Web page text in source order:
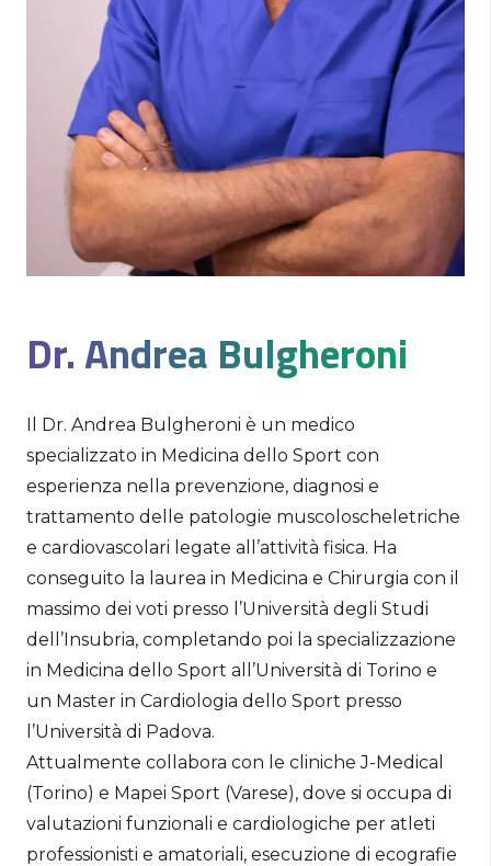
Dr. Andrea Bulgheroni
Il Dr. Andrea Bulgheroni è un medico
specializzato in Medicina dello Sport con
esperienza nella prevenzione, diagnosi e
trattamento delle patologie muscoloscheletriche
e cardiovascolari legate all’attività fisica. Ha
conseguito la laurea in Medicina e Chirurgia con il
massimo dei voti presso l’Università degli Studi
dell’Insubria, completando poi la specializzazione
in Medicina dello Sport all’Università di Torino e
un Master in Cardiologia dello Sport presso
l’Università di Padova.
Attualmente collabora con le cliniche J-Medical
(Torino) e Mapei Sport (Varese), dove si occupa di
valutazioni funzionali e cardiologiche per atleti
professionisti e amatoriali, esecuzione di ecografie